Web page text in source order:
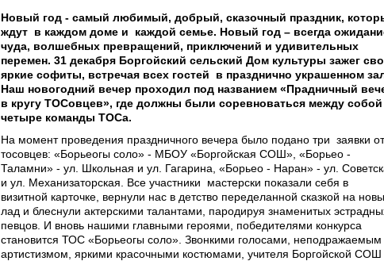
Новый год - самый любимый, добрый, сказочный праздник,
ждут в каждом доме и каждой семье. Новый год – всегда
чуда, волшебных превращений, приключений и удивительных
перемен. 31 декабря Боргойский сельский Дом культуры зажег
яркие софиты, встречая всех гостей в празднично украшенном
Наш новогодний вечер проходил под названием «Прадничный
в кругу ТОСовцев», где должны были соревноваться между собой
четыре команды ТОСа.
На момент проведения праздничного вечера было подано три заявки от
тосовцев: «Борьеогы соло» - МБОУ «Боргойская СОШ», «Борьео -
Таламни» - ул. Школьная и ул. Гагарина, «Борьео - Наран» - ул.
и ул. Механизаторская. Все участники мастерски показали себя в
визитной карточке, вернули нас в детство переделанной сказкой на
лад и блеснули актерскими талантами, пародируя знаменитых
певцов. И вновь нашими главными героями, победителями конкурса
становится ТОС «Борьеогы соло». Звонкими голосами, неподражаемым
артистизмом, яркими красочными костюмами, учителя Боргойской СОШ